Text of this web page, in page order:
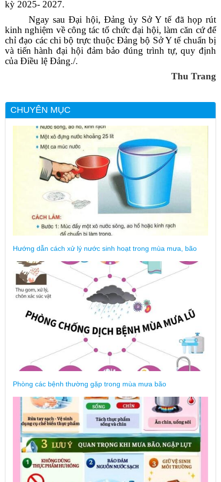
kỳ 2025- 2027.
Ngay sau Đại hội, Đảng ủy Sở Y tế đã họp rút
kinh nghiệm về công tác tổ chức đại hội, làm căn cứ để
chỉ đạo các chi bộ trực thuộc Đảng bộ Sở Y tế chuẩn bị
và tiến hành đại hội đảm bảo đúng trình tự, quy định
của Điều lệ Đảng./.
Thu Trang
CHUYÊN MỤC
Hướng dẫn cách xử lý nước sinh hoạt trong mùa mưa, bão
Phòng các bệnh thường gặp trong mùa mưa bão